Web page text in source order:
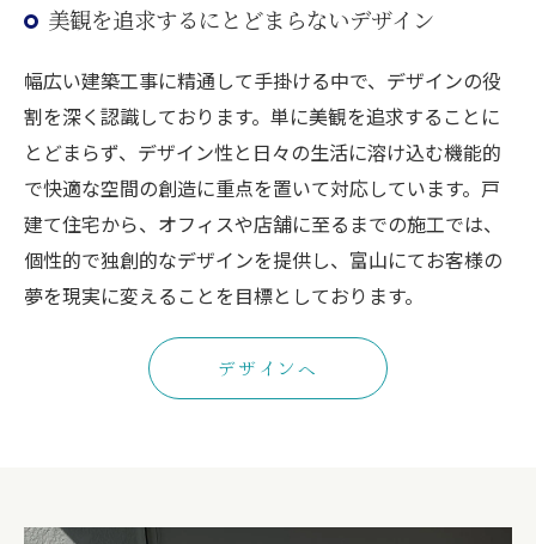
美観を追求するにとどまらないデザイン
幅広い建築工事に精通して手掛ける中で、デザインの役
割を深く認識しております。単に美観を追求することに
とどまらず、デザイン性と日々の生活に溶け込む機能的
で快適な空間の創造に重点を置いて対応しています。戸
建て住宅から、オフィスや店舗に至るまでの施工では、
個性的で独創的なデザインを提供し、富山にてお客様の
夢を現実に変えることを目標としております。
デザインへ